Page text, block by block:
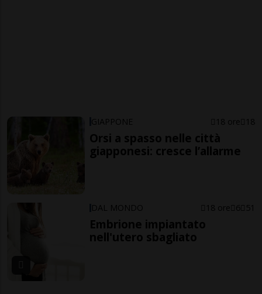
GIAPPONE 18 ore 18
Orsi a spasso nelle città
giapponesi: cresce l’allarme
DAL MONDO 18 ore 6 51
Embrione impiantato
nell'utero sbagliato